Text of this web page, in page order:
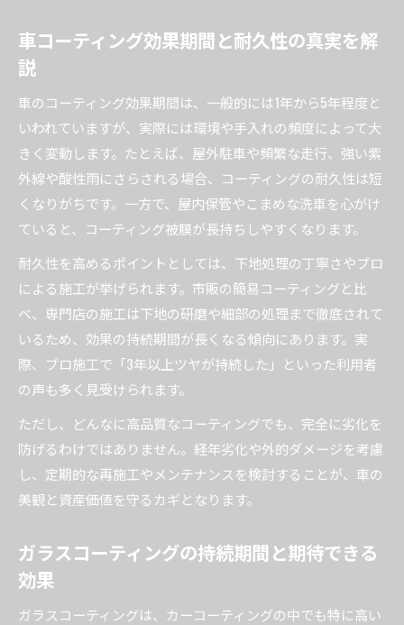
車コーティング効果期間と耐久性の真実を解
説
車のコーティング効果期間は、一般的には1年から5年程度と
いわれていますが、実際には環境や手入れの頻度によって大
きく変動します。たとえば、屋外駐車や頻繁な走行、強い紫
外線や酸性雨にさらされる場合、コーティングの耐久性は短
くなりがちです。一方で、屋内保管やこまめな洗車を心がけ
ていると、コーティング被膜が長持ちしやすくなります。
耐久性を高めるポイントとしては、下地処理の丁寧さやプロ
による施工が挙げられます。市販の簡易コーティングと比
べ、専門店の施工は下地の研磨や細部の処理まで徹底されて
いるため、効果の持続期間が長くなる傾向にあります。実
際、プロ施工で「3年以上ツヤが持続した」といった利用者
の声も多く見受けられます。
ただし、どんなに高品質なコーティングでも、完全に劣化を
防げるわけではありません。経年劣化や外的ダメージを考慮
し、定期的な再施工やメンテナンスを検討することが、車の
美観と資産価値を守るカギとなります。
ガラスコーティングの持続期間と期待できる
効果
ガラスコーティングは、カーコーティングの中でも特に高い